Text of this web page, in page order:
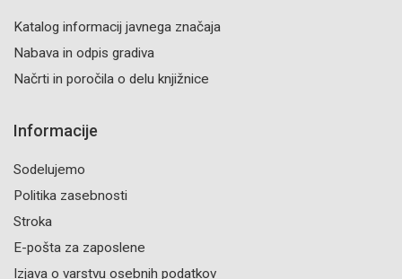
Katalog informacij javnega značaja
Nabava in odpis gradiva
Načrti in poročila o delu knjižnice
Informacije
Sodelujemo
Politika zasebnosti
Stroka
E-pošta za zaposlene
Izjava o varstvu osebnih podatkov